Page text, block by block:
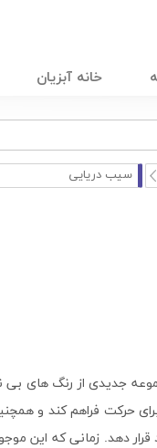
خانه آبزیان
سیب دریایی
جدیدی از رنگ های بی
حرکت فراهم کند و
قرار دهد. زمانی که این